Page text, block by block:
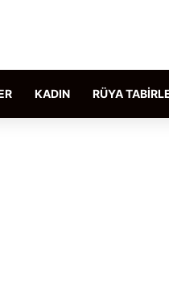
KADIN RÜYA